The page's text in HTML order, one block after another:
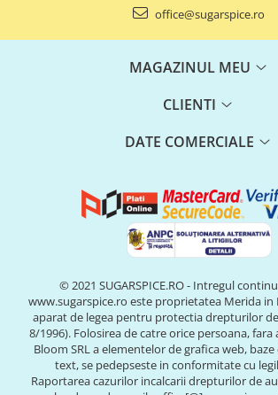
office@sugarspice.ro
MAGAZINUL MEU
CLIENTI
DATE COMERCIALE
© 2021 SUGARSPICE.RO - Intregul
www.sugarspice.ro este proprietatea Merida in
aparat de legea pentru protectia drepturilor
8/1996). Folosirea de catre orice persoana,
Bloom SRL a elementelor de grafica web,
text, se pedepseste in conformitate cu
Raportarea cazurilor incalcarii drepturilor de